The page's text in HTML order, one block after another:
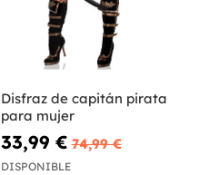
Disfraz de capitán pirata
para mujer
33,99 € 74,99 €
DISPONIBLE